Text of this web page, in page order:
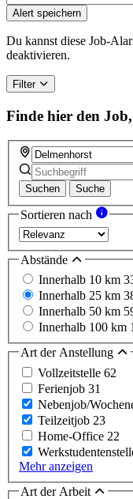
Alert speichern
Du kannst diese Job-
deaktivieren.
Filter
Finde hier den
Suchen Suche
Sortieren nach
Abstände
Innerhalb 10 km
Innerhalb 25 km
Innerhalb 50 km
Innerhalb 100 km
Art der Anstellung
Vollzeitstelle 62
Ferienjob 31
Nebenjob/
Teilzeitjob 23
Home-Office 22
Mehr anzeigen
Art der Arbeit